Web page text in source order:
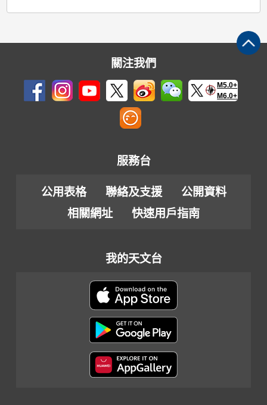
關注我們
M5.0+
M6.0+
服務台
公用表格 聯絡及支援
公開資料
相關網址
快速用戶指南
我的天文台